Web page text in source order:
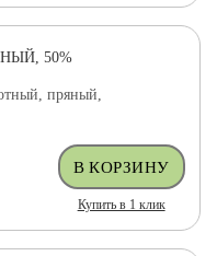
50%
пряный,
Купить в 1 клик